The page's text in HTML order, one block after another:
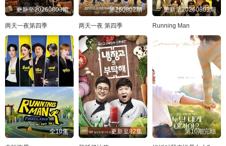
更新至20260803期
两天一夜第四季
第260802期
两天一夜 第四季
更新至20260803期
Running Man
全10集 更新至82集 第10期完结